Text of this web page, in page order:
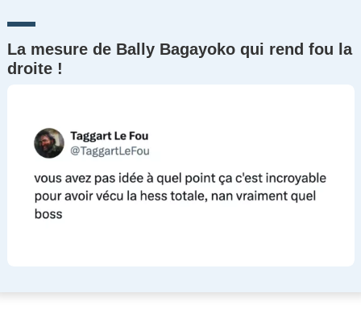
La mesure de Bally Bagayoko qui rend fou la
droite !